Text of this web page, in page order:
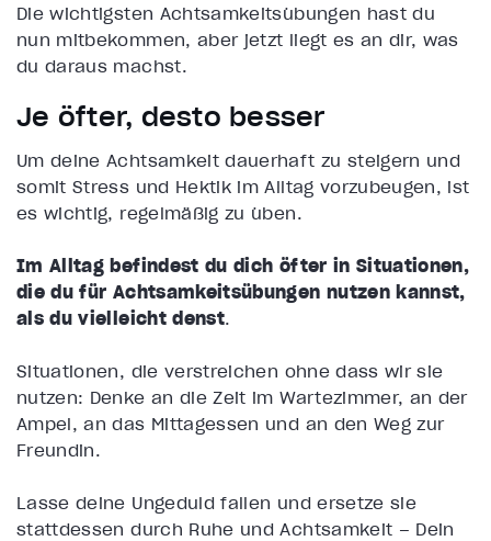
Die wichtigsten Achtsamkeitsübungen hast du
nun mitbekommen, aber jetzt liegt es an dir, was
du daraus machst.
Je öfter, desto besser
Um deine Achtsamkeit dauerhaft zu steigern und
somit Stress und Hektik im Alltag vorzubeugen, ist
es wichtig, regelmäßig zu üben.
Im Alltag befindest du dich öfter in Situationen,
die du für Achtsamkeitsübungen nutzen kannst,
als du vielleicht denst.
Situationen, die verstreichen ohne dass wir sie
nutzen: Denke an die Zeit im Wartezimmer, an der
Ampel, an das Mittagessen und an den Weg zur
Freundin.
Lasse deine Ungeduld fallen und ersetze sie
stattdessen durch Ruhe und Achtsamkeit – Dein